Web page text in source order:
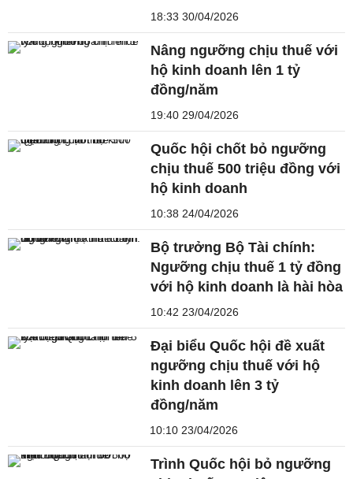
18:33 30/04/2026
Nâng ngưỡng chịu thuế với
hộ kinh doanh lên 1 tỷ
đồng/năm
19:40 29/04/2026
Quốc hội chốt bỏ ngưỡng
chịu thuế 500 triệu đồng với
hộ kinh doanh
10:38 24/04/2026
Bộ trưởng Bộ Tài chính:
Ngưỡng chịu thuế 1 tỷ đồng
với hộ kinh doanh là hài hòa
10:42 23/04/2026
Đại biểu Quốc hội đề xuất
ngưỡng chịu thuế với hộ
kinh doanh lên 3 tỷ
đồng/năm
10:10 23/04/2026
Trình Quốc hội bỏ ngưỡng